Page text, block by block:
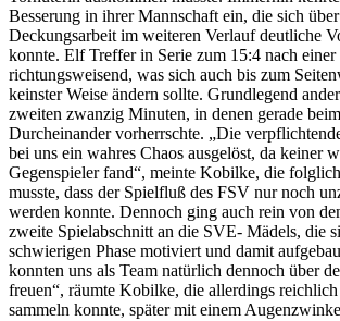
Besserung in ihrer Mannschaft ein, die sich
Deckungsarbeit im weiteren Verlauf deutliche
konnte. Elf Treffer in Serie zum 15:4 nach
richtungsweisend, was sich auch bis zum
keinster Weise ändern sollte. Grundlegend
zweiten zwanzig Minuten, in denen gerade
Durcheinander vorherrschte. „Die
bei uns ein wahres Chaos ausgelöst, da keiner
Gegenspieler fand“, meinte Kobilke, die
musste, dass der Spielfluß des FSV nur noch
werden konnte. Dennoch ging auch rein von
zweite Spielabschnitt an die SVE- Mädels, die
schwierigen Phase motiviert und damit
konnten uns als Team natürlich dennoch über
freuen“, räumte Kobilke, die allerdings
sammeln konnte, später mit einem